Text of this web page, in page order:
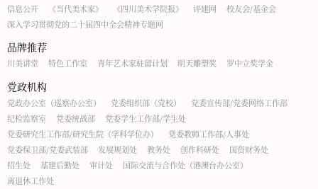
信息公开 《当代美术家》 《四川美术学院报》 评建网
校友会/基金会
深入学习贯彻党的二十届四中全会精神专题网
品牌推荐
川美讲堂 特色工作室 青年艺术家驻留计划 明天雕塑奖 罗中立奖学金
党政机构
党政办公室（巡察办公室） 党委组织部（党校）
党委宣传部/党委网络工作部
纪检监察室
党委统战部
党委学生工作部/学生处
党委研究生工作部/研究生院（学科学位办）
党委教师工作部/人事处
党委保卫部/党委武装部
发展规划处 教务处 创作科研处
国资财务处
招生处
基建后勤处 审计处
国际交流与合作处（港澳台办公室）
离退休工作处